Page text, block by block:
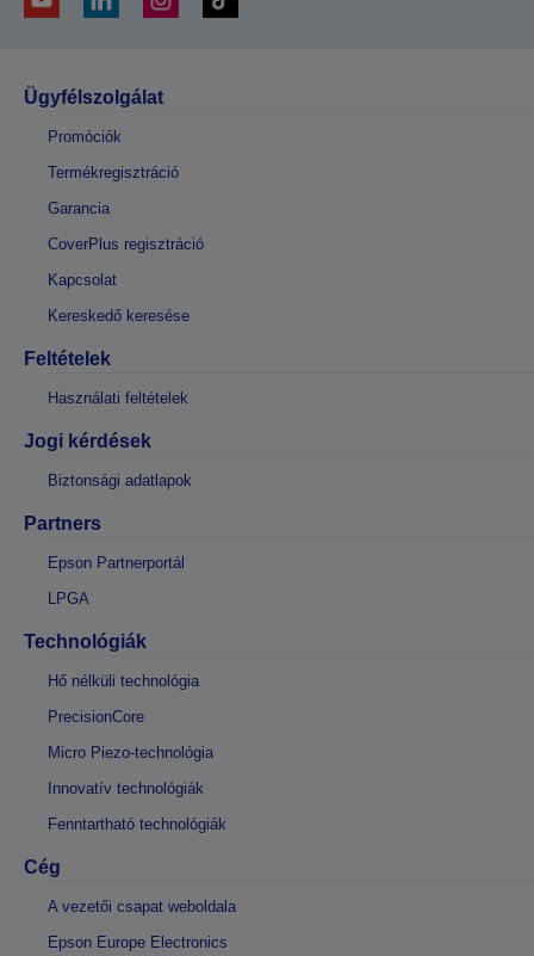
Ügyfélszolgálat
Promóciók
Termékregisztráció
Garancia
CoverPlus regisztráció
Kapcsolat
Kereskedő keresése
Feltételek
Használati feltételek
Jogi kérdések
Biztonsági adatlapok
Partners
Epson Partnerportál
LPGA
Technológiák
Hő nélküli technológia
PrecisionCore
Micro Piezo-technológia
Innovatív technológiák
Fenntartható technológiák
Cég
A vezetői csapat weboldala
Epson Europe Electronics